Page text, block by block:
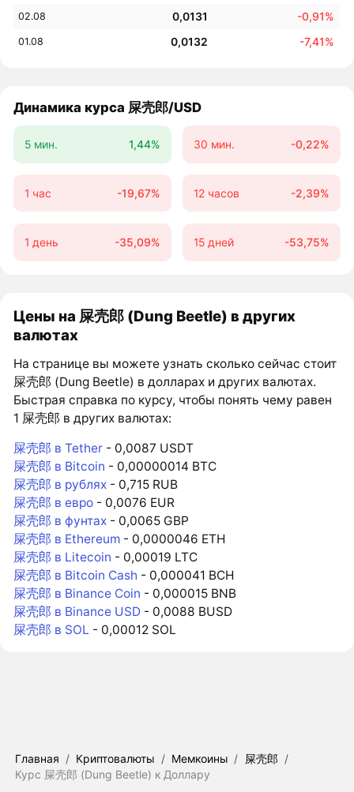
02.08 0,0131 -0,91%
01.08 0,0132 -7,41%
Динамика курса 屎壳郎/USD
5 мин. 1,44% 30 мин. -0,22%
1 час -19,67% 12 часов -2,39%
1 день -35,09% 15 дней -53,75%
Цены на 屎壳郎 (Dung Beetle) в других
валютах
На странице вы можете узнать сколько сейчас стоит
屎壳郎 (Dung Beetle) в долларах и других валютах.
Быстрая справка по курсу, чтобы понять чему равен
1 屎壳郎 в других валютах:
屎壳郎 в Tether - 0,0087 USDT
屎壳郎 в Bitcoin - 0,00000014 BTC
屎壳郎 в рублях - 0,715 RUB
屎壳郎 в евро - 0,0076 EUR
屎壳郎 в фунтах - 0,0065 GBP
屎壳郎 в Ethereum - 0,0000046 ETH
屎壳郎 в Litecoin - 0,00019 LTC
屎壳郎 в Bitcoin Cash - 0,000041 BCH
屎壳郎 в Binance Coin - 0,000015 BNB
屎壳郎 в Binance USD - 0,0088 BUSD
屎壳郎 в SOL - 0,00012 SOL
Главная / Криптовалюты / Мемкоины / 屎壳郎 /
Курс 屎壳郎 (Dung Beetle) к Доллару